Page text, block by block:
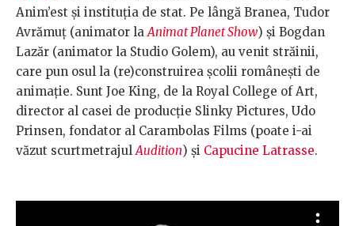
Anim’est și instituția de stat. Pe lângă Branea, Tudor
Avrămuț (animator laAnimat Planet Show) și Bogdan
Lazăr (animator la Studio Golem), au venit străinii,
care pun osul la (re)construirea școlii românești de
animație. Sunt Joe King, de la Royal College of Art,
director al casei de producție Slinky Pictures, Udo
Prinsen, fondator al Carambolas Films (poate i-ai
văzut scurtmetrajulAudition) și Capucine Latrasse.